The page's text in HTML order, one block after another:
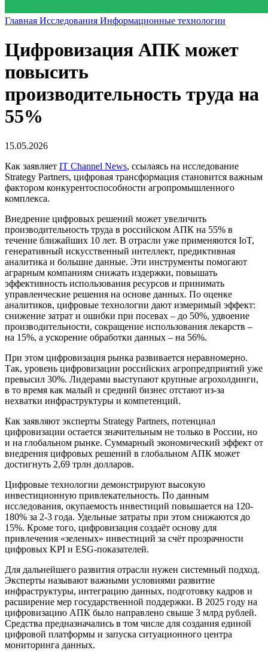
Главная Исследования Информационные технологии
Цифровизация АПК может
повысить
производительность труда на
55%
15.05.2026
Как заявляет IT Channel News, ссылаясь на исследование
Strategy Partners, цифровая трансформация становится важным
фактором конкурентоспособности агропромышленного
комплекса.
Внедрение цифровых решений может увеличить
производительность труда в российском АПК на 55% в
течение ближайших 10 лет. В отрасли уже применяются IoT,
генеративный искусственный интеллект, предиктивная
аналитика и большие данные. Эти инструменты помогают
аграрным компаниям снижать издержки, повышать
эффективность использования ресурсов и принимать
управленческие решения на основе данных. По оценке
аналитиков, цифровые технологии дают измеримый эффект:
снижение затрат и ошибки при посевах – до 50%, удвоение
производительности, сокращение использования лекарств –
на 15%, а ускорение обработки данных – на 56%.
При этом цифровизация рынка развивается неравномерно.
Так, уровень цифровизации российских агропредприятий уже
превысил 30%. Лидерами выступают крупные агрохолдинги,
в то время как малый и средний бизнес отстают из-за
нехватки инфраструктуры и компетенций.
Как заявляют эксперты Strategy Partners, потенциал
цифровизации остается значительным не только в России, но
и на глобальном рынке. Суммарный экономический эффект от
внедрения цифровых решений в глобальном АПК может
достигнуть 2,69 трлн долларов.
Цифровые технологии демонстрируют высокую
инвестиционную привлекательность. По данным
исследования, окупаемость инвестиций повышается на 120-
180% за 2-3 года. Удельные затраты при этом снижаются до
15%. Кроме того, цифровизация создаёт основу для
привлечения «зеленых» инвестиций за счёт прозрачности
цифровых KPI и ESG-показателей.
Для дальнейшего развития отрасли нужен системный подход.
Эксперты называют важными условиями развитие
инфраструктуры, интеграцию данных, подготовку кадров и
расширение мер государственной поддержки. В 2025 году на
цифровизацию АПК было направлено свыше 3 млрд рублей.
Средства предназначались в том числе для создания единой
цифровой платформы и запуска ситуационного центра
мониторинга данных.